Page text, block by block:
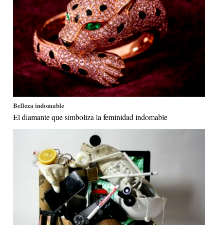
Belleza indomable
El diamante que simboliza la feminidad indomable